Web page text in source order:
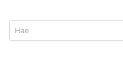
Search